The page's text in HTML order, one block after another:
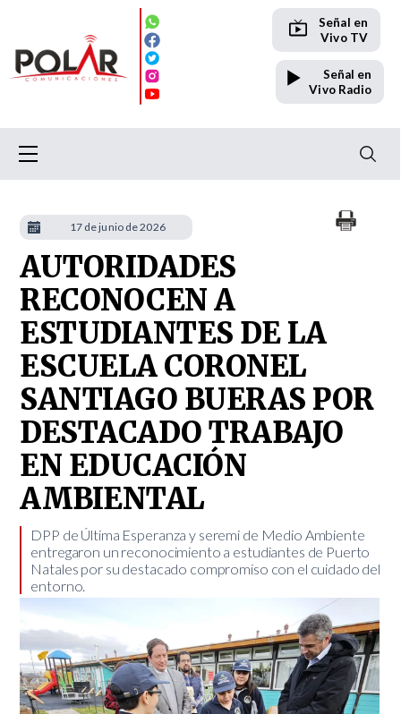
Señal en
Vivo TV
Señal en
Vivo Radio
AUTORIDADES
RECONOCEN A
ESTUDIANTES DE LA
ESCUELA CORONEL
SANTIAGO BUERAS POR
DESTACADO TRABAJO
EN EDUCACIÓN
AMBIENTAL
DPP de Última Esperanza y seremi de Medio Ambiente
entregaron un reconocimiento a estudiantes de Puerto
Natales por su destacado compromiso con el cuidado del
entorno.
17 de junio de 2026